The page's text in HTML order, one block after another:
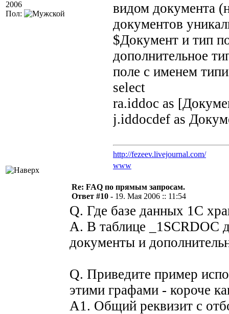
2006
Пол:
видом документа
документов
$Документ и тип
дополнительное
поле с именем
select
ra.iddoc as
j.iddocdef as
http://fezeev.livejournal.com/
www
Re: FAQ по прямым запросам.
Ответ #10 - 19. Мая 2006 :: 11:54
Q. Где базе данных 1С
A. В таблице _1SCRDOC
документы и
Q. Приведите пример
этими графами - короче
A1. Общий реквизит с